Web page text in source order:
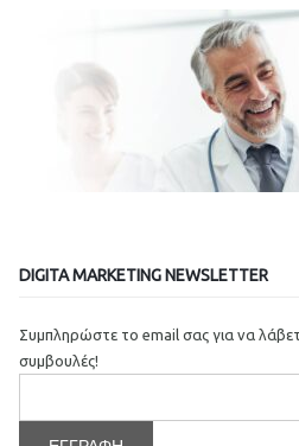
DIGITA MARKETING NEWSLETTER
Συμπληρώστε το email σας για να
συμβουλές!